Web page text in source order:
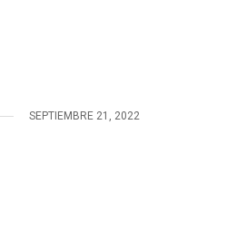
SEPTIEMBRE 21, 2022